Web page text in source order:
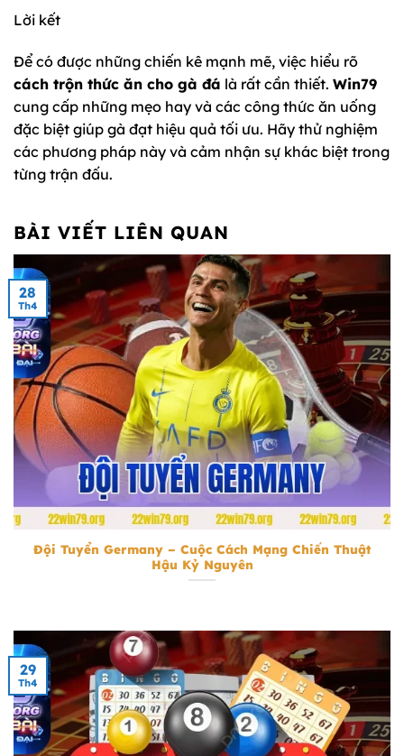
Lời kết
Để có được những chiến kê mạnh mẽ, việc hiểu rõ
cách trộn thức ăn cho gà đá là rất cần thiết. Win79
cung cấp những mẹo hay và các công thức ăn uống
đặc biệt giúp gà đạt hiệu quả tối ưu. Hãy thử nghiệm
các phương pháp này và cảm nhận sự khác biệt trong
từng trận đấu.
BÀI VIẾT LIÊN QUAN
Đội Tuyển Germany
Đội Tuyển Germany – Cuộc Cách Mạng Chiến Thuật
Hậu Kỷ Nguyên
28
Th4
29
Th4